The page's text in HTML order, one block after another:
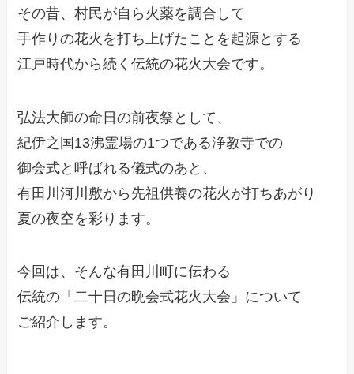
その昔、村民が自ら火薬を調合して
手作りの花火を打ち上げたことを起源とする
江戸時代から続く伝統の花火大会です。
弘法大師の命日の前夜祭として、
紀伊之国13沸霊場の1つである浄教寺での
御会式と呼ばれる儀式のあと、
有田川河川敷から先祖供養の花火が打ちあがり
夏の夜空を彩ります。
今回は、そんな有田川町に伝わる
伝統の「二十日の晩会式花火大会」について
ご紹介します。